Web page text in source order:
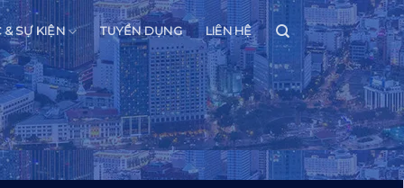
& SỰ KIỆN TUYỂN DỤNG LIÊN HỆ